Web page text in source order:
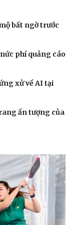
bất ngờ trước
phí quảng cáo
xử về AI tại
ấn tượng của